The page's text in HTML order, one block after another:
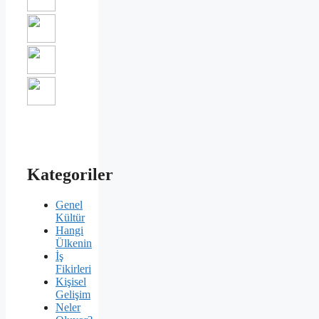
Kategoriler
Genel
Kültür
Hangi
Ülkenin
İş
Fikirleri
Kişisel
Gelişim
Neler